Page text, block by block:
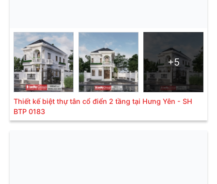
+5
Thiết kế biệt thự tân cổ điển 2 tầng tại Hưng Yên - SH
BTP 0183